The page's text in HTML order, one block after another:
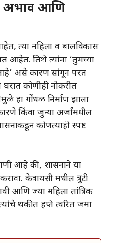
अभाव आणि
त्या महिला व बालविकास
आहेत. तिथे त्यांना ‘तुमच्या
असे कारण सांगून परत
कोणीही नोकरीत
हा गोंधळ निर्माण झाला
किंवा जुन्या अर्जांमधील
कोणत्याही स्पष्ट
आहे की, शासनाने या
केवायसी मधील त्रुटी
आणि ज्या महिला तांत्रिक
थकीत हप्ते त्वरित जमा